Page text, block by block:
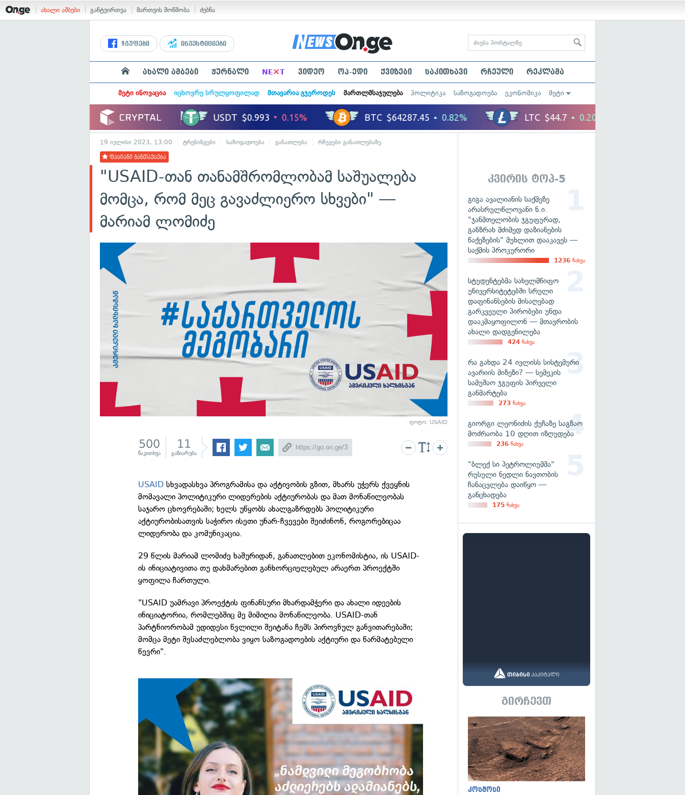
ახალი ამბები განტვირთვა მართვის მოწმობა ძებნა
ჯგუფები ინვესტიციები
ახალი ამბები ჟურნალი NE×T ვიდეო ოპ-ედი ქვიზები საკითხავი რჩეული რეკლამა
მეტი ინოვაცია იცხოვრე სრულყოფილად მთავარია გჯეროდეს მართლმსაჯულება პოლიტიკა საზოგადოება ეკონომიკა მეტი
19 ივლისი 2023, 13:00 ტრენინგები საზოგადოება განათლება რჩევები განათლებაზე
ფასიანი განთავსება
"USAID-თან თანამშრომლობამ საშუალება
მომცა, რომ მეც გავაძლიერო სხვები" —
მარიამ ლომიძე
ფოტო: USAID
500
წაკითხვა
11
გაზიარება
USAID სხვადასხვა პროგრამისა და აქტივობის გზით, მხარს უჭერს ქვეყნის
მომავალი პოლიტიკური ლიდერების აქტიურობას და მათ მონაწილეობას
საჯარო ცხოვრებაში; ხელს უწყობს ახალგაზრდებს პოლიტიკური
აქტიურობისათვის საჭირო ისეთი უნარ-ჩვევები შეიძინონ, როგორებიცაა
ლიდერობა და კომუნიკაცია.
29 წლის მარიამ ლომიძე ხაშურიდან, განათლებით ეკონომისტია, ის USAID-
ის ინიციატივითა თუ დახმარებით განხორციელებულ არაერთ პროექტში
ყოფილა ჩართული.
"USAID უამრავი პროექტის ფინანსური მხარდამჭერი და ახალი იდეების
ინიციატორია, რომლებშიც მე მიმიღია მონაწილეობა. USAID-თან
პარტნიორობამ უდიდესი წვლილი შეიტანა ჩემს პიროვნულ განვითარებაში;
მომცა მეტი შესაძლებლობა ვიყო საზოგადოების აქტიური და წარმატებული
წევრი".
კვირის ტოპ-5
გიგა ავალიანის საქმეზე
არასრულწლოვანი ნ.ი.
"ჯანმთელობის ჯგუფურად,
განზრახ მძიმედ დაზიანების
წაქეზების" მუხლით დააკავეს —
საქმის პროკურორი
1236 ნახვა
სტუდენტებმა სახელმწიფო
უნივერსიტეტებში სრული
დაფინანსების მისაღებად
გარკვეული პირობები უნდა
დააკმაყოფილონ — მთავრობის
ახალი დადგენილება
424 ნახვა
რა გახდა 24 ივლისს სისტემური
ავარიის მიზეზი? — სემეკის
სამუშაო ჯგუფის პირველი
განმარტება
273 ნახვა
გიორგი ლეონიძის ქუჩაზე საგზაო
მოძრაობა 10 დღით იზღუდება
236 ნახვა
"ბლექ სი პეტროლიუმმა"
რუსული ნედლი ნავთობის
ჩანაცვლება დაიწყო —
განცხადება
175 ნახვა
გირჩევთ
კოსმოსი